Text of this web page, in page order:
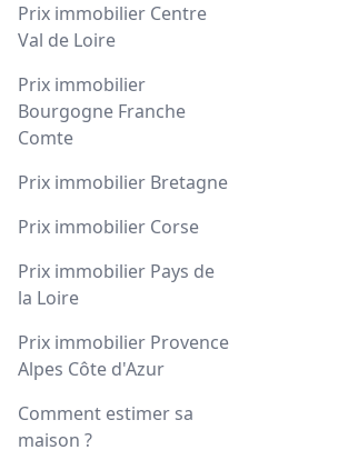
Prix immobilier Centre
Val de Loire
Prix immobilier
Bourgogne Franche
Comte
Prix immobilier Bretagne
Prix immobilier Corse
Prix immobilier Pays de
la Loire
Prix immobilier Provence
Alpes Côte d'Azur
Comment estimer sa
maison ?